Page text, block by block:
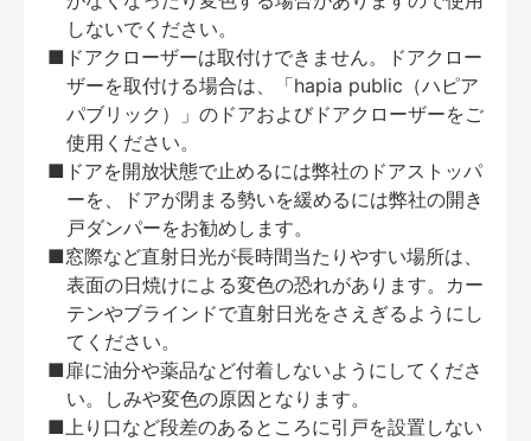
しないでください。
■ドアクローザーは取付けできません。ドアクロー
ザーを取付ける場合は、「hapia public（ハピア
パブリック）」のドアおよびドアクローザーをご
使用ください。
■ドアを開放状態で止めるには弊社のドアストッパ
ーを、ドアが閉まる勢いを緩めるには弊社の開き
戸ダンパーをお勧めします。
■窓際など直射日光が長時間当たりやすい場所は、
表面の日焼けによる変色の恐れがあります。カー
テンやブラインドで直射日光をさえぎるようにし
てください。
■扉に油分や薬品など付着しないようにしてくださ
い。しみや変色の原因となります。
■上り口など段差のあるところに引戸を設置しない